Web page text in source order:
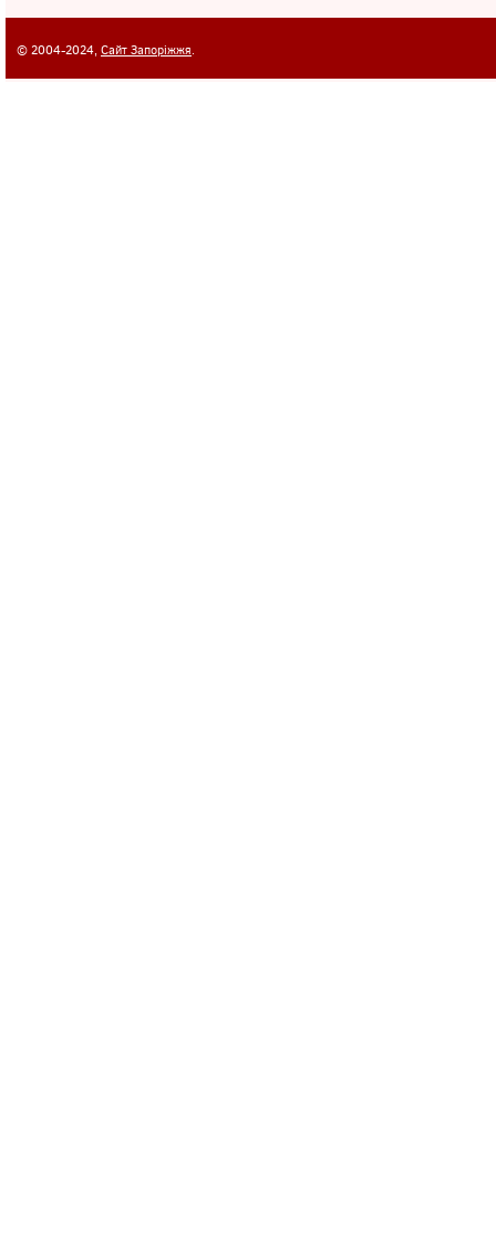
© 2004-2024, Сайт Запоріжжя.